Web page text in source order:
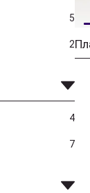
5
2
4
7